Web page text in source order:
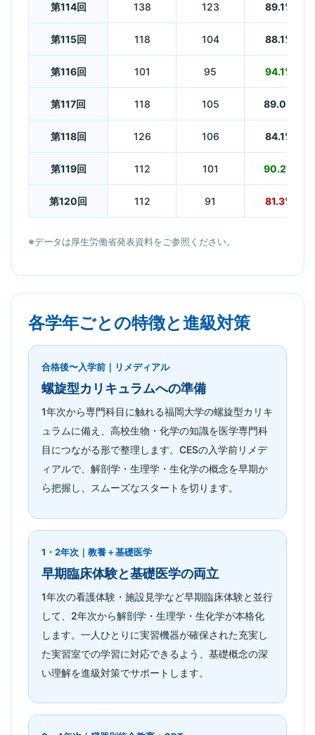
第114回 138 123 89.1%
第115回 118 104 88.1%
第116回 101 95 94.1%
第117回 118 105 89.0%
第118回 126 106 84.1%
第119回 112 101 90.2%
第120回 112 91 81.3%
※データは厚生労働省発表資料をご参照ください。
各学年ごとの特徴と進級対策
合格後〜入学前｜リメディアル
螺旋型カリキュラムへの準備
1年次から専門科目に触れる福岡大学の螺旋型カリキ
ュラムに備え、高校生物・化学の知識を医学専門科
目につながる形で整理します。CESの入学前リメデ
ィアルで、解剖学・生理学・生化学の概念を早期か
ら把握し、スムーズなスタートを切ります。
1・2年次｜教養＋基礎医学
早期臨床体験と基礎医学の両立
1年次の看護体験・施設見学など早期臨床体験と並行
して、2年次から解剖学・生理学・生化学が本格化
します。一人ひとりに実習機器が確保された充実し
た実習室での学習に対応できるよう、基礎概念の深
い理解を進級対策でサポートします。